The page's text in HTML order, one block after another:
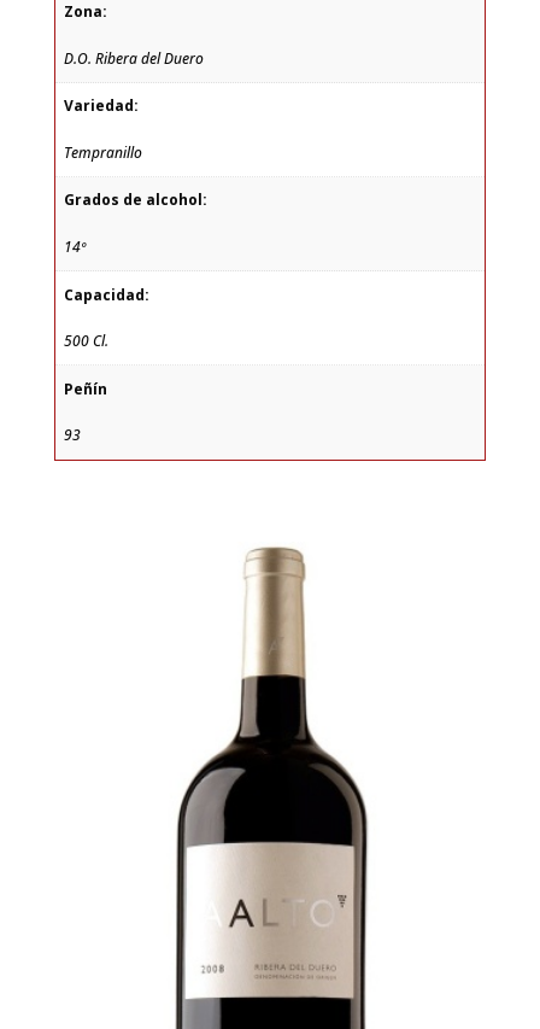
Zona:
D.O. Ribera del Duero
Variedad:
Tempranillo
Grados de alcohol:
14º
Capacidad:
500 Cl.
Peñín
93